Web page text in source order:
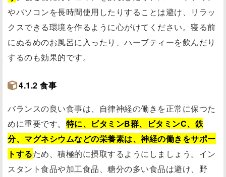
やパソコンを長時間使用したりすることは避け、リラッ
クスできる環境を作るように心がけてください。寝る前
にぬるめのお風呂に入ったり、ハーブティーを飲んだり
するのも効果的です。
4.1.2 食事
バランスの良い食事は、自律神経の働きを正常に保つた
めに重要です。 特に、ビタミンB群、ビタミンC、鉄
分、マグネシウムなどの栄養素は、神経の働きをサポー
トするため、積極的に摂取するようにしましょう。イン
スタント食品や加工食品、糖分の多い食品は避け、野